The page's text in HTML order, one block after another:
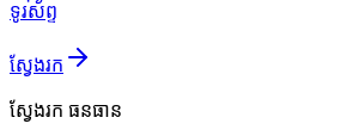
ទូរស័ព្ទ
ស្វែងរក
ស្វែងរក ធនធាន